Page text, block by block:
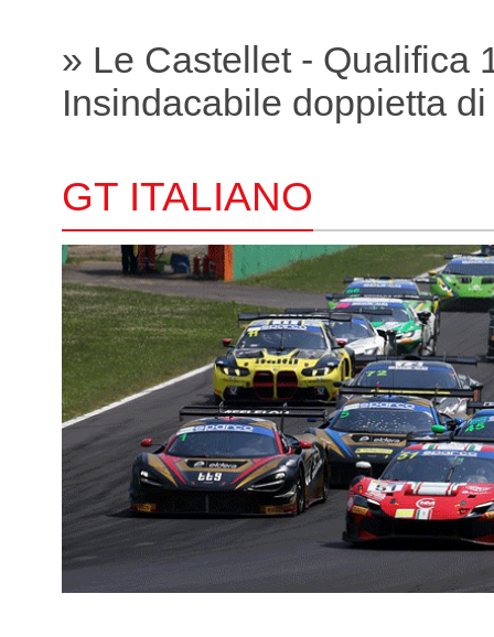
» Le Castellet - Qualifica
Insindacabile doppietta
GT ITALIANO